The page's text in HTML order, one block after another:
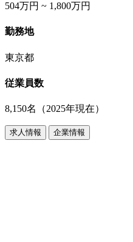
504万円 ~ 1,800万円
勤務地
東京都
従業員数
8,150名（2025年現在）
求人情報 企業情報